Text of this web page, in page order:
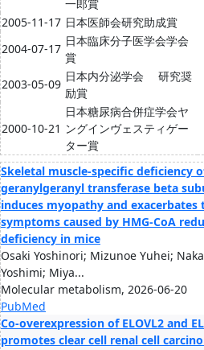
一郎賞
2005-11-17 日本医師会研究助成賞
2004-07-17
日本臨床分子医学会学会
賞
2003-05-09
日本内分泌学会 研究奨
励賞
2000-10-21
日本糖尿病合併症学会ヤ
ングインヴェスティゲー
ター賞
Skeletal muscle-specific deficiency
geranylgeranyl transferase beta
induces myopathy and exacerbates
symptoms caused by HMG-CoA
deficiency in mice
Osaki Yoshinori; Mizunoe Yuhei;
Yoshimi; Miya...
Molecular metabolism, 2026-06-20
PubMed
Co-overexpression of ELOVL2 and
promotes clear cell renal cell